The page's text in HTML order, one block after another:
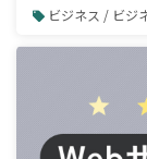
ビジネス / ビジ